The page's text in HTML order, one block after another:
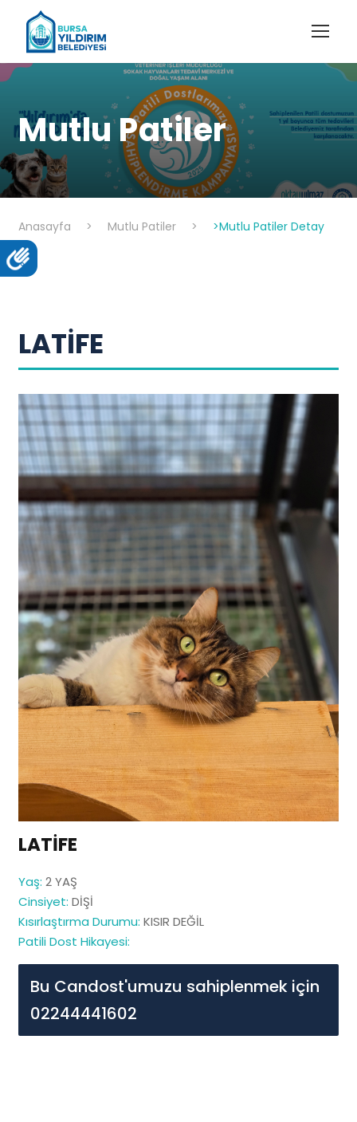
Mutlu Patiler
Anasayfa > Mutlu Patiler > >Mutlu Patiler Detay
LATİFE
LATİFE
Yaş: 2 YAŞ
Cinsiyet: DİŞİ
Kısırlaştırma Durumu: KISIR DEĞİL
Patili Dost Hikayesi:
Bu Candost'umuzu sahiplenmek için
02244441602